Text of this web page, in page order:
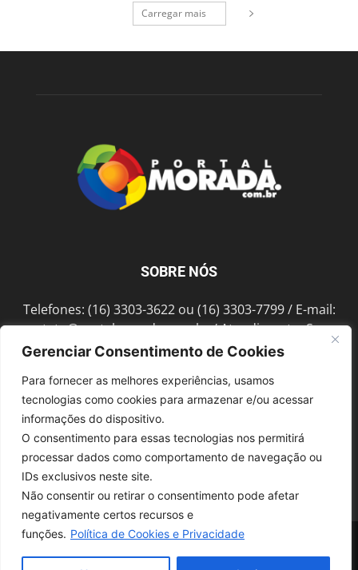
Gerenciar Consentimento de Cookies
Para fornecer as melhores experiências, usamos
tecnologias como cookies para armazenar e/ou acessar
informações do dispositivo.
O consentimento para essas tecnologias nos permitirá
processar dados como comportamento de navegação ou
IDs exclusivos neste site.
Não consentir ou retirar o consentimento pode afetar
negativamente certos recursos e
funções. Política de Cookies e Privacidade
Carregar mais
SOBRE NÓS
Telefones: (16) 3303-3622 ou (16) 3303-7799 / E-mail:
contato@portalmorada.com.br/ Atendimento: Seg a
Sex das 8h às 18h / Endereço: Av. Bento de Abreu, 889
SIGA-NOS
© 1997-2022, GRUPO ROBERTO MONTORO É proibida a reprodução do
conteúdo em qualquer meio de comunicação, eletrônico ou impresso,